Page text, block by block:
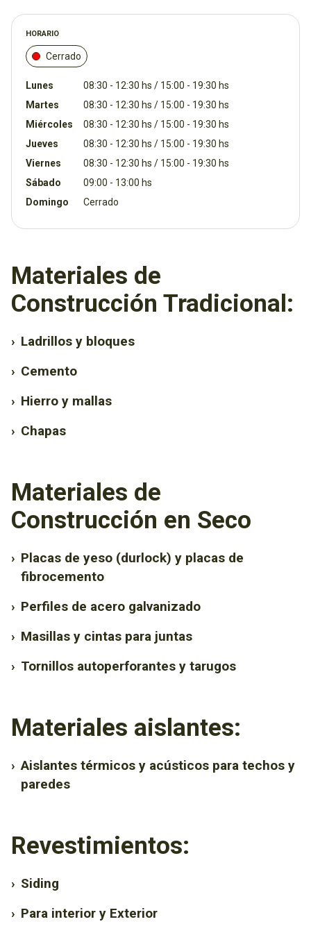
HORARIO
Cerrado
Lunes
08:30 - 12:30 hs / 15:00 - 19:30 hs
Martes
08:30 - 12:30 hs / 15:00 - 19:30 hs
Miércoles
08:30 - 12:30 hs / 15:00 - 19:30 hs
Jueves
08:30 - 12:30 hs / 15:00 - 19:30 hs
Viernes
08:30 - 12:30 hs / 15:00 - 19:30 hs
Sábado
09:00 - 13:00 hs
Domingo
Cerrado
Materiales de
Construcción Tradicional:
› Ladrillos y bloques
› Cemento
› Hierro y mallas
› Chapas
Materiales de
Construcción en Seco
› Placas de yeso (durlock) y placas de
fibrocemento
› Perfiles de acero galvanizado
› Masillas y cintas para juntas
› Tornillos autoperforantes y tarugos
Materiales aislantes:
› Aislantes térmicos y acústicos para techos y
paredes
Revestimientos:
› Siding
› Para interior y Exterior